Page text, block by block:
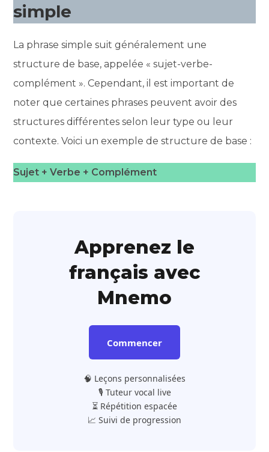
simple
La phrase simple suit généralement une
structure de base, appelée « sujet-verbe-
complément ». Cependant, il est important de
noter que certaines phrases peuvent avoir des
structures différentes selon leur type ou leur
contexte. Voici un exemple de structure de base :
Sujet + Verbe + Complément
Apprenez le
français avec
Mnemo
Commencer
🧠 Leçons personnalisées
🎙️ Tuteur vocal live
⏳ Répétition espacée
📈 Suivi de progression